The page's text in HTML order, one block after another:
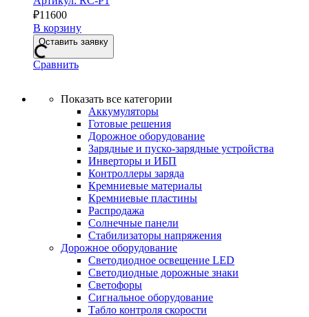
₽11600
В корзину
Оставить заявку
Сравнить
Показать все категории
Аккумуляторы
Готовые решения
Дорожное оборудование
Зарядные и пуско-зарядные устройства
Инверторы и ИБП
Контроллеры заряда
Кремниевые материалы
Кремниевые пластины
Распродажа
Солнечные панели
Стабилизаторы напряжения
Дорожное оборудование
Светодиодное освещение LED
Светодиодные дорожные знаки
Светофоры
Сигнальное оборудование
Табло контроля скорости